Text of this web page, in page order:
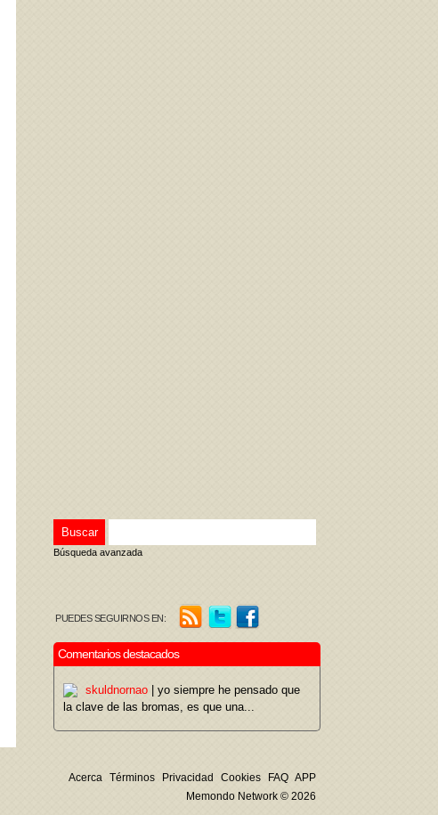
Búsqueda avanzada
PUEDES SEGUIRNOS EN:
Comentarios destacados
skuldnornao | yo siempre he pensado que
la clave de las bromas, es que una...
Acerca Términos Privacidad Cookies FAQ APP
Memondo Network © 2026